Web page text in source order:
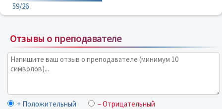
59/26
Отзывы о преподавателе
+ Положительный – Отрицательный